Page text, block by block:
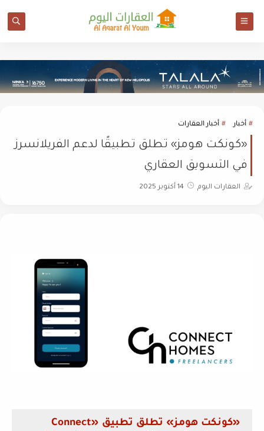
أخبار أخبار العقارات
«كونكت هومز» تطلق تطبيقًا لدعم الفريلانسرز
في التسويق العقاري
العقارات اليوم 14 أكتوبر 2025
«كونكت هومز» تطلق تطبيق «Connect